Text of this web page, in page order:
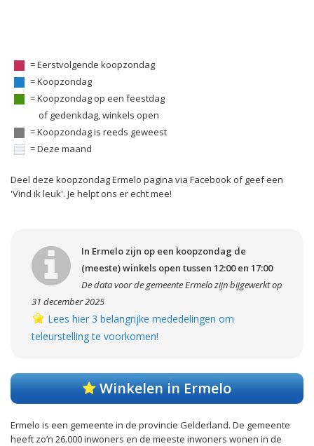
= Eerstvolgende koopzondag
= Koopzondag
= Koopzondag op een feestdag
of gedenkdag, winkels open
= Koopzondag is reeds geweest
= Deze maand
Deel deze koopzondag Ermelo pagina via Facebook of geef een
'Vind ik leuk'. Je helpt ons er echt mee!
In Ermelo zijn op een koopzondag de
(meeste) winkels open tussen 12:00 en 17:00
De data voor de gemeente Ermelo zijn bijgewerkt op
31 december 2025
Lees hier 3 belangrijke mededelingen om
teleurstelling te voorkomen!
Winkelen in Ermelo
Ermelo is een gemeente in de provincie Gelderland. De gemeente
heeft zo’n 26.000 inwoners en de meeste inwoners wonen in de